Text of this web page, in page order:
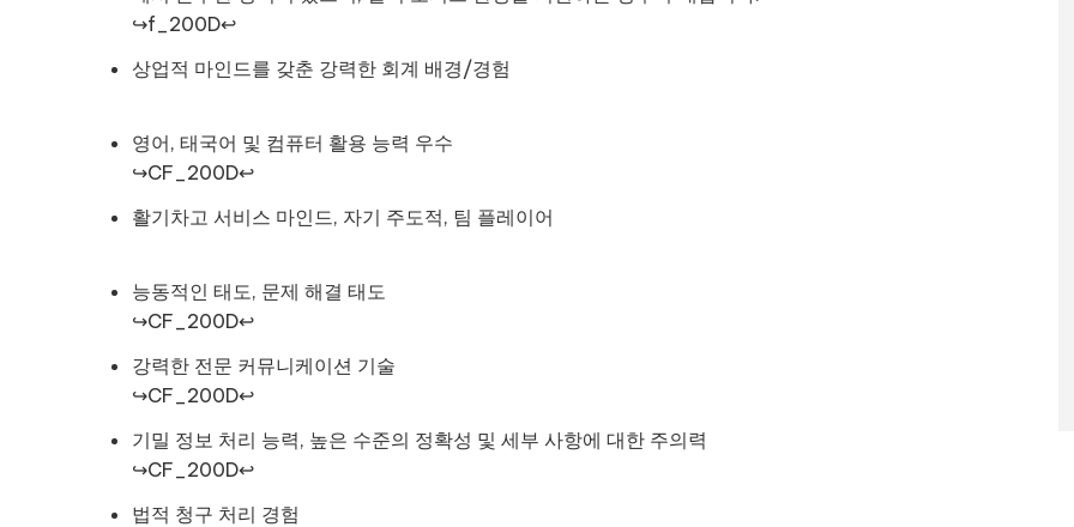
↪f_200D↩
상업적 마인드를 갖춘 강력한 회계 배경/경험
영어, 태국어 및 컴퓨터 활용 능력 우수
↪CF_200D↩
활기차고 서비스 마인드, 자기 주도적, 팀 플레이어
능동적인 태도, 문제 해결 태도
↪CF_200D↩
강력한 전문 커뮤니케이션 기술
↪CF_200D↩
기밀 정보 처리 능력, 높은 수준의 정확성 및 세부 사항에 대한 주의력
↪CF_200D↩
법적 청구 처리 경험